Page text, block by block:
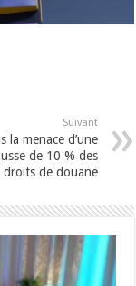
Suivant
la menace d’une
de 10 % des
droits de douane